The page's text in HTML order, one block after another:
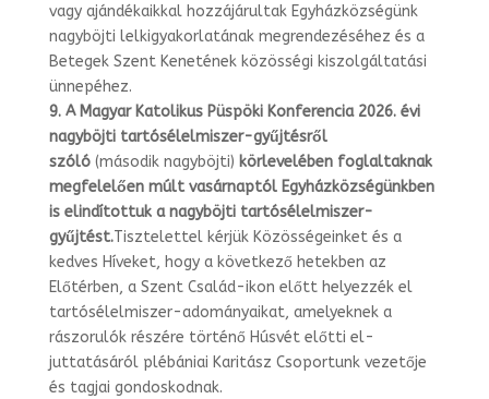
vagy a­jándékaikkal hozzájárultak Egyházközségünk
nagyböjti lelkigyakorlatának meg­rendezéséhez és a
Betegek Szent Kenetének közösségi kiszolgáltatási
ünnepéhez.
9. A Magyar Katolikus Püspöki Konferencia 2026. évi
nagyböjti tartósélelmi­szer-gyűjtésről
szóló (második nagyböjti) körlevelében foglaltaknak
megfelelően múlt vasárnaptól Egyházközségünkben
is elindítottuk a nagyböjti tartósé­lelmiszer-
gyűjtést.Tisztelettel kérjük Közösségeinket és a
kedves Híveket, hogy a következő hetekben az
Előtérben, a Szent Család-ikon előtt helyezzék el
tartósé­lelmiszer-adományaikat, amelyeknek a
rászorulók részére történő Húsvét előtti el­
juttatásáról plébániai Karitász Csoportunk vezetője
és tagjai gondoskodnak.